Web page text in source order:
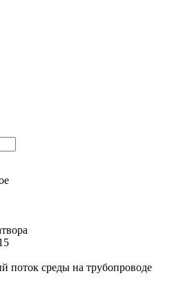
поток среды на трубопроводе